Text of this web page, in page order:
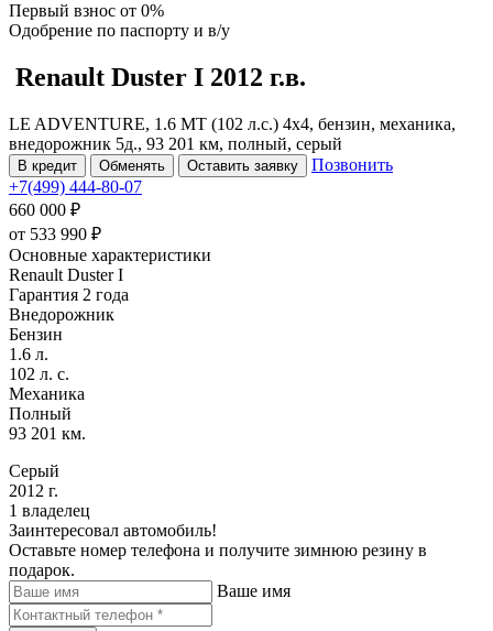
Первый взнос от 0%
Одобрение по паспорту и в/у
Renault Duster I 2012 г.в.
LE ADVENTURE, 1.6 MT (102 л.с.) 4x4, бензин, механика,
внедорожник 5д., 93 201 км, полный, серый
В кредит Обменять Оставить заявку
Позвонить
+7(499) 444-80-07
660 000 ₽
от 533 990 ₽
Основные характеристики
Renault Duster I
Гарантия 2 года
Внедорожник
Бензин
1.6 л.
102 л. с.
Механика
Полный
93 201 км.
Серый
2012 г.
1 владелец
Заинтересовал автомобиль!
Оставьте номер телефона и получите зимнюю резину в
подарок.
Ваше имя